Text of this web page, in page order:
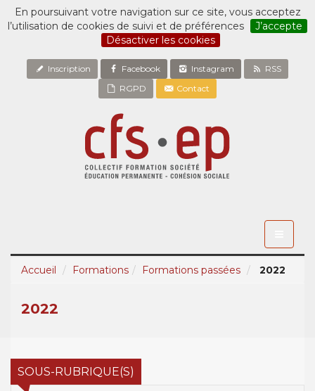
En poursuivant votre navigation sur ce site, vous acceptez
l’utilisation de cookies de suivi et de préférences
J’accepte
Désactiver les cookies
Inscription Facebook Instagram
RSS
RGPD
Contact
Accueil
Formations Formations passées 2022
2022
SOUS-RUBRIQUE(S)